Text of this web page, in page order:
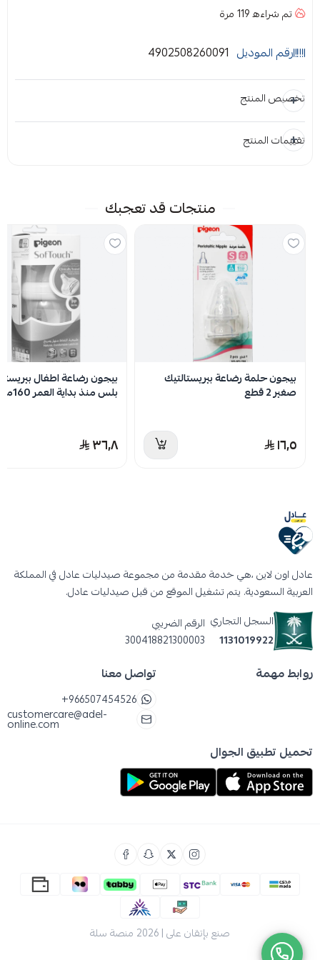
تم شراءه119مرة
رقم الموديل 4902508260091
تخصيص المنتج
المرفقات
اسحب و افلت الملف هنا
تقييمات المنتج
منتجات قد تعجبك
بيجون حلمة رضاعة بيريستالتيك
صغير 2 قطع
١٦٫٥
بيجون رضاعة اطفال
بلس منذ بداية العمر 160مل
٣٦٫٨
عادل اون لاين ،هي خدمة مقدمة من مجموعة صيدليات عادل في المملكة
العربية السعودية. يتم تشغيل الموقع من قبل صيدليات عادل.
السجل التجاري
1131019922
الرقم الضريبي
300418821300003
روابط مهمة تواصل معنا
+966507454526
customercare@adel-
online.com
تحميل تطبيق الجوال
صنع بإتقان على | 2026 منصة سلة